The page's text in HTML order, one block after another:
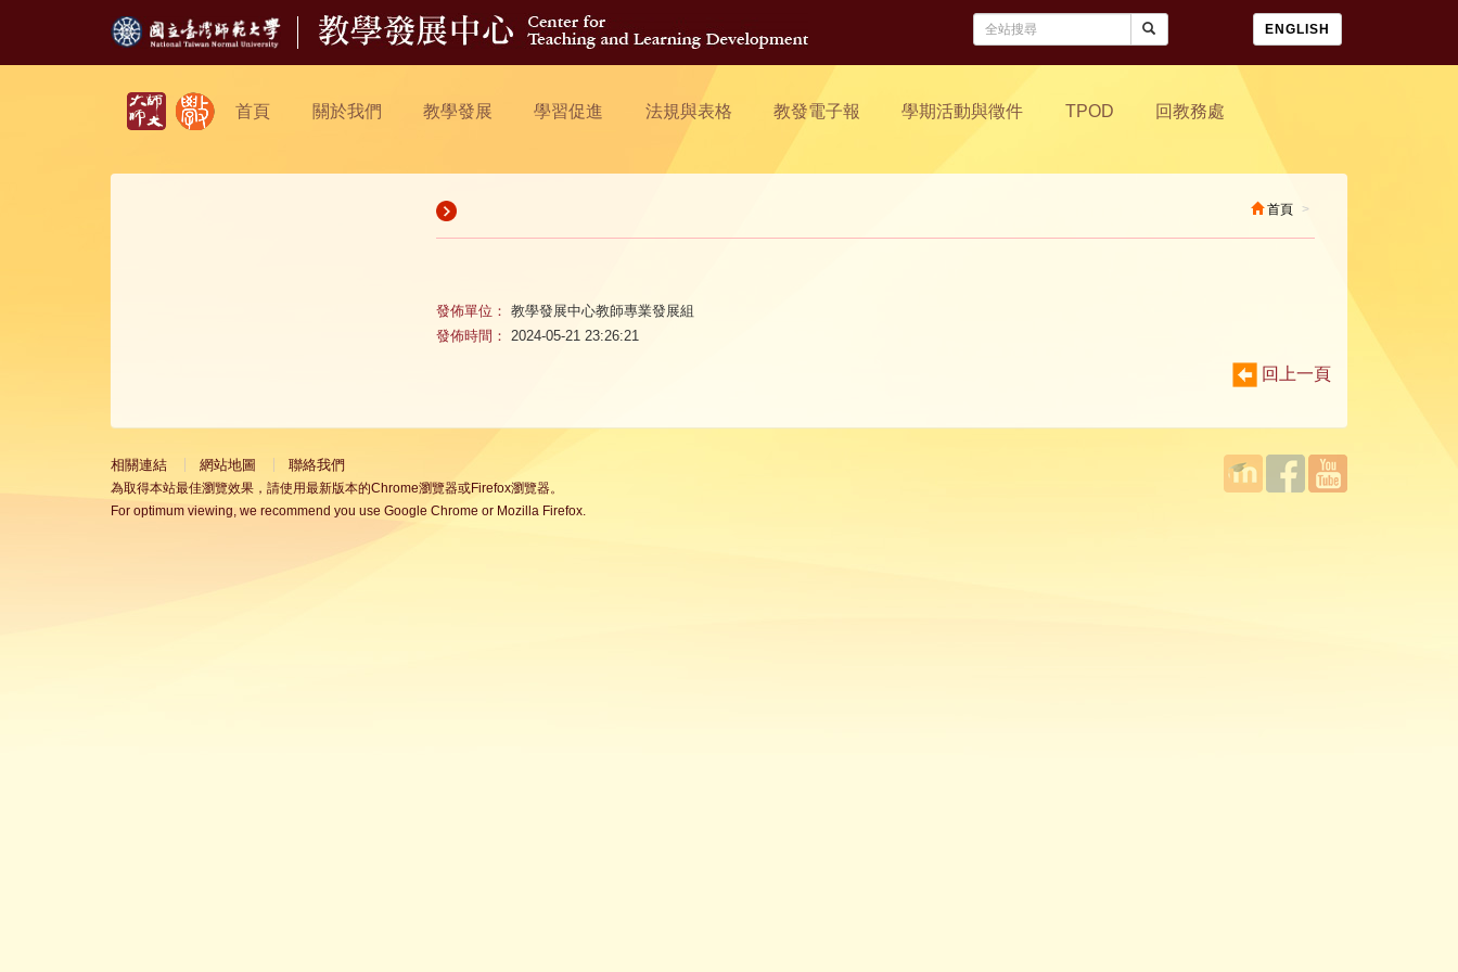
ENGLISH
首頁 關於我們 教學發展 學習促進 法規與表格 教發電子報 學期活動與徵件 TPOD 回教務處
首頁
發佈單位： 教學發展中心教師專業發展組
發佈時間： 2024-05-21 23:26:21
回上一頁
相關連結 網站地圖 聯絡我們
為取得本站最佳瀏覽效果，請使用最新版本的Chrome瀏覽器或Firefox瀏覽器。
For optimum viewing, we recommend you use Google Chrome or Mozilla Firefox.